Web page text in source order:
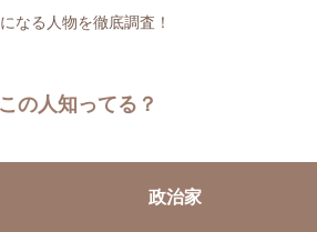
なる人物を徹底調査！
この人知ってる？
政治家